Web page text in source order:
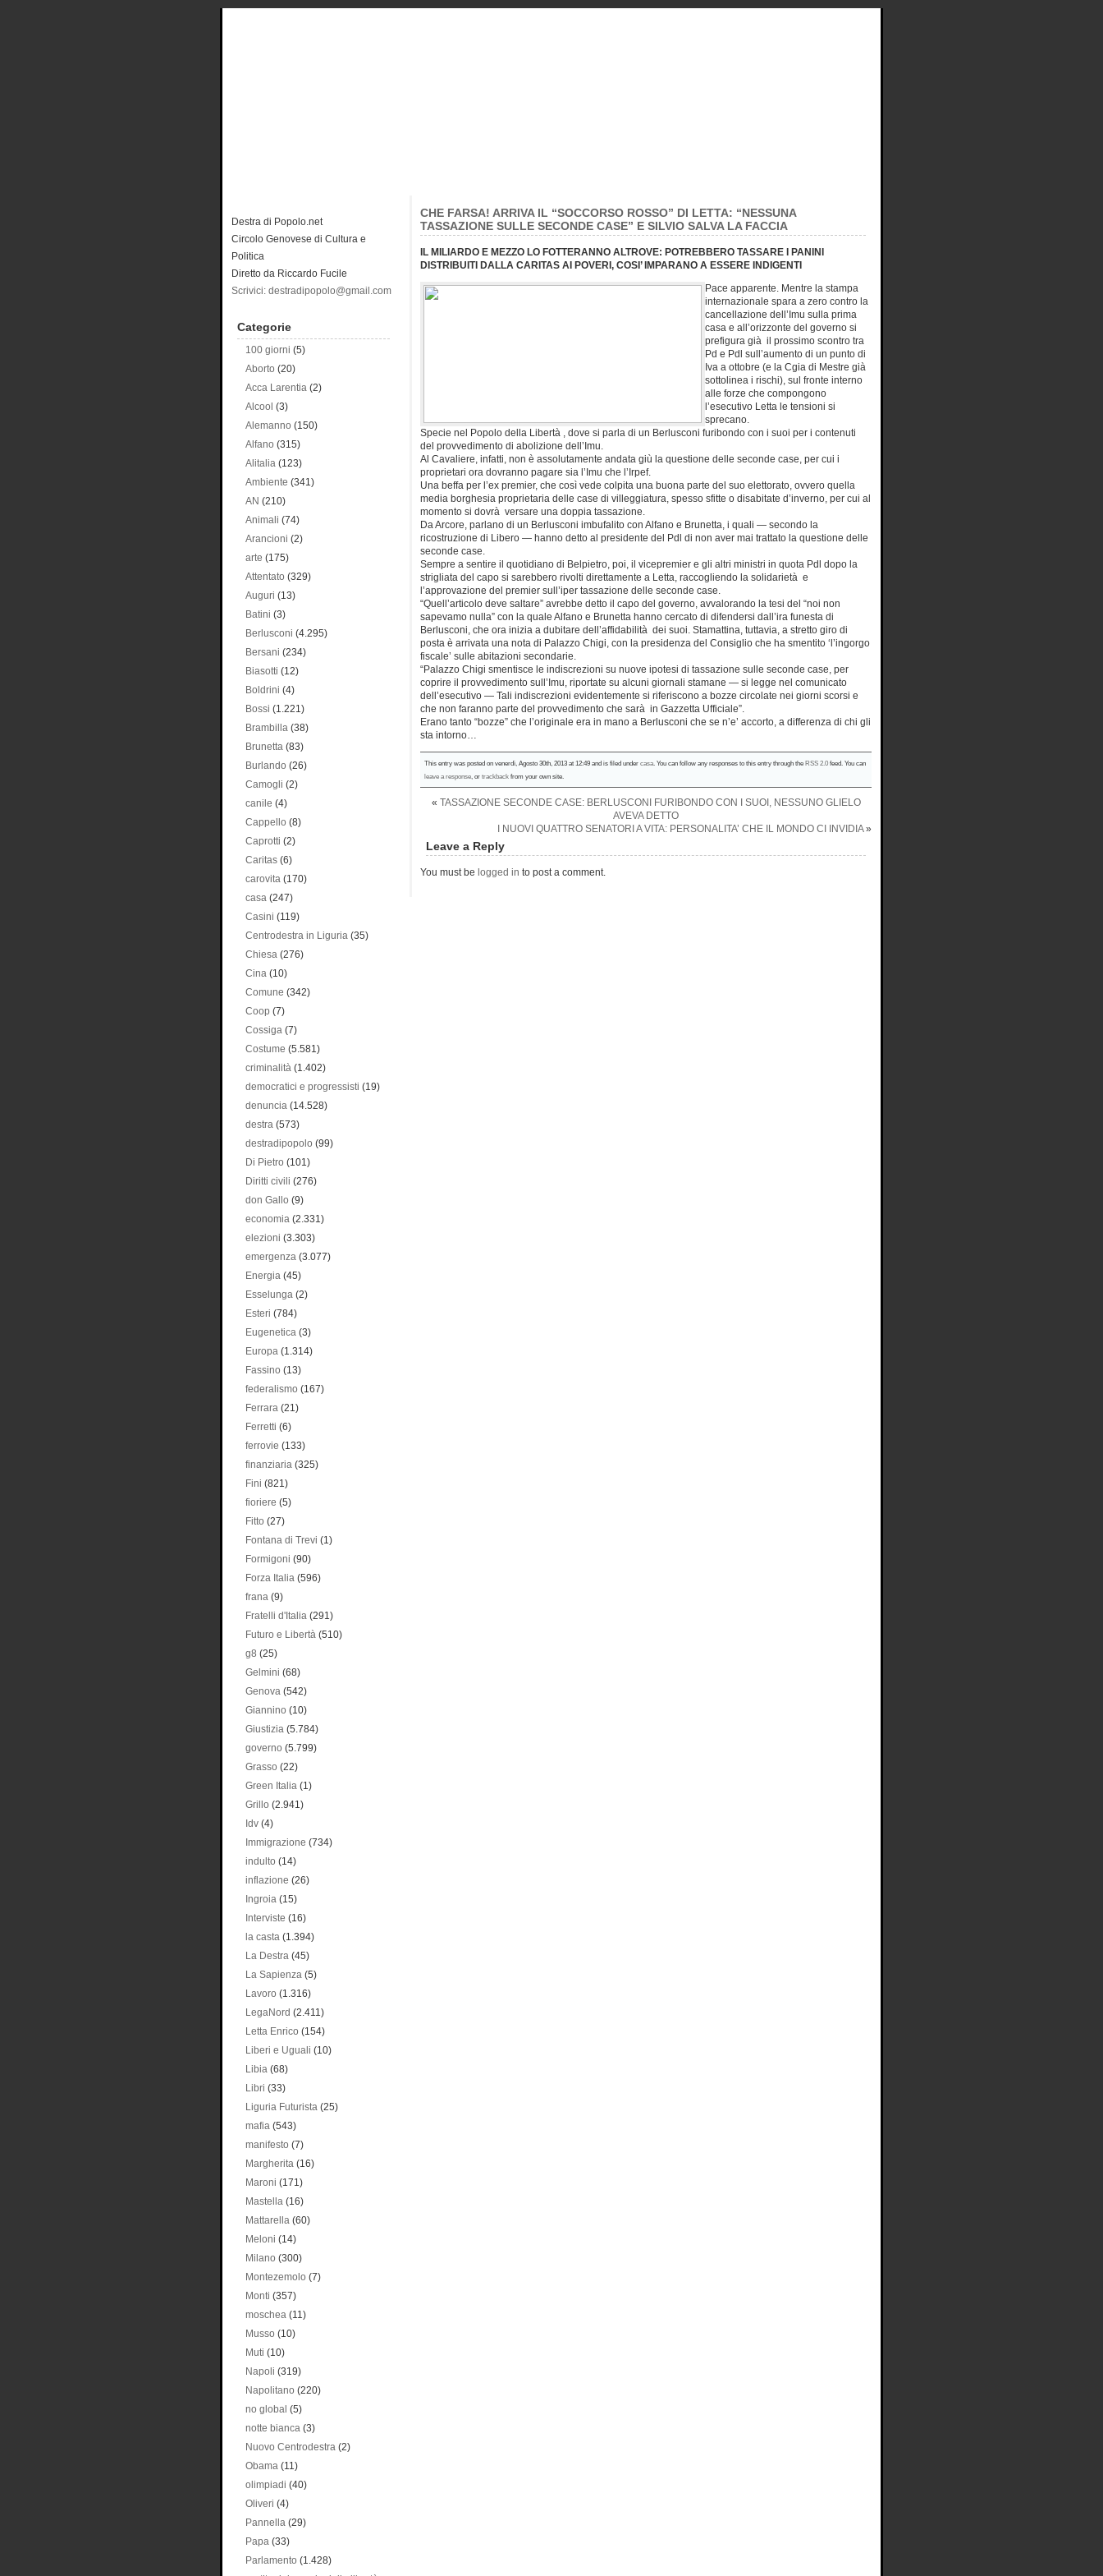
CHE FARSA! ARRIVA IL “SOCCORSO ROSSO” DI LETTA: “NESSUNA
TASSAZIONE SULLE SECONDE CASE” E SILVIO SALVA LA FACCIA
IL MILIARDO E MEZZO LO FOTTERANNO ALTROVE: POTREBBERO TASSARE I PANINI
DISTRIBUITI DALLA CARITAS AI POVERI, COSI’ IMPARANO A ESSERE INDIGENTI
Pace apparente. Mentre la stampa
internazionale spara a zero contro la
cancellazione dell’Imu sulla prima
casa e all’orizzonte del governo si
prefigura già il prossimo scontro tra
Pd e Pdl sull’aumento di un punto di
Iva a ottobre (e la Cgia di Mestre già
sottolinea i rischi), sul fronte interno
alle forze che compongono
l’esecutivo Letta le tensioni si
sprecano.
Specie nel Popolo della Libertà , dove si parla di un Berlusconi furibondo con i suoi per i contenuti
del provvedimento di abolizione dell’Imu.
Al Cavaliere, infatti, non è assolutamente andata giù la questione delle seconde case, per cui i
proprietari ora dovranno pagare sia l’Imu che l’Irpef.
Una beffa per l’ex premier, che così vede colpita una buona parte del suo elettorato, ovvero quella
media borghesia proprietaria delle case di villeggiatura, spesso sfitte o disabitate d’inverno, per cui al
momento si dovrà versare una doppia tassazione.
Da Arcore, parlano di un Berlusconi imbufalito con Alfano e Brunetta, i quali — secondo la
ricostruzione di Libero — hanno detto al presidente del Pdl di non aver mai trattato la questione delle
seconde case.
Sempre a sentire il quotidiano di Belpietro, poi, il vicepremier e gli altri ministri in quota Pdl dopo la
strigliata del capo si sarebbero rivolti direttamente a Letta, raccogliendo la solidarietà e
l’approvazione del premier sull’iper tassazione delle seconde case.
“Quell’articolo deve saltare” avrebbe detto il capo del governo, avvalorando la tesi del “noi non
sapevamo nulla” con la quale Alfano e Brunetta hanno cercato di difendersi dall’ira funesta di
Berlusconi, che ora inizia a dubitare dell’affidabilità dei suoi. Stamattina, tuttavia, a stretto giro di
posta è arrivata una nota di Palazzo Chigi, con la presidenza del Consiglio che ha smentito ‘l’ingorgo
fiscale’ sulle abitazioni secondarie.
“Palazzo Chigi smentisce le indiscrezioni su nuove ipotesi di tassazione sulle seconde case, per
coprire il provvedimento sull’Imu, riportate su alcuni giornali stamane — si legge nel comunicato
dell’esecutivo — Tali indiscrezioni evidentemente si riferiscono a bozze circolate nei giorni scorsi e
che non faranno parte del provvedimento che sarà in Gazzetta Ufficiale”.
Erano tanto “bozze” che l’originale era in mano a Berlusconi che se n’e’ accorto, a differenza di chi gli
sta intorno…
This entry was posted on venerdì, Agosto 30th, 2013 at 12:49 and is filed under casa . You can follow any responses to this entry through the RSS 2.0 feed. You can
leave a response , or trackback from your own site.
« TASSAZIONE SECONDE CASE: BERLUSCONI FURIBONDO CON I SUOI, NESSUNO GLIELO
AVEVA DETTO
I NUOVI QUATTRO SENATORI A VITA: PERSONALITA’ CHE IL MONDO CI INVIDIA»
Leave a Reply
You must be logged in to post a comment.
Destra di Popolo.net
Circolo Genovese di Cultura e
Politica
Diretto da Riccardo Fucile
Scrivici: destradipopolo@gmail.com
Categorie
100 giorni (5)
Aborto (20)
Acca Larentia (2)
Alcool (3)
Alemanno (150)
Alfano (315)
Alitalia (123)
Ambiente (341)
AN (210)
Animali (74)
Arancioni (2)
arte (175)
Attentato (329)
Auguri (13)
Batini (3)
Berlusconi (4.295)
Bersani (234)
Biasotti (12)
Boldrini (4)
Bossi (1.221)
Brambilla (38)
Brunetta (83)
Burlando (26)
Camogli (2)
canile (4)
Cappello (8)
Caprotti (2)
Caritas (6)
carovita (170)
casa (247)
Casini (119)
Centrodestra in Liguria (35)
Chiesa (276)
Cina (10)
Comune (342)
Coop (7)
Cossiga (7)
Costume (5.581)
criminalità (1.402)
democratici e progressisti (19)
denuncia (14.528)
destra (573)
destradipopolo (99)
Di Pietro (101)
Diritti civili (276)
don Gallo (9)
economia (2.331)
elezioni (3.303)
emergenza (3.077)
Energia (45)
Esselunga (2)
Esteri (784)
Eugenetica (3)
Europa (1.314)
Fassino (13)
federalismo (167)
Ferrara (21)
Ferretti (6)
ferrovie (133)
finanziaria (325)
Fini (821)
fioriere (5)
Fitto (27)
Fontana di Trevi (1)
Formigoni (90)
Forza Italia (596)
frana (9)
Fratelli d'Italia (291)
Futuro e Libertà (510)
g8 (25)
Gelmini (68)
Genova (542)
Giannino (10)
Giustizia (5.784)
governo (5.799)
Grasso (22)
Green Italia (1)
Grillo (2.941)
Idv (4)
Immigrazione (734)
indulto (14)
inflazione (26)
Ingroia (15)
Interviste (16)
la casta (1.394)
La Destra (45)
La Sapienza (5)
Lavoro (1.316)
LegaNord (2.411)
Letta Enrico (154)
Liberi e Uguali (10)
Libia (68)
Libri (33)
Liguria Futurista (25)
mafia (543)
manifesto (7)
Margherita (16)
Maroni (171)
Mastella (16)
Mattarella (60)
Meloni (14)
Milano (300)
Montezemolo (7)
Monti (357)
moschea (11)
Musso (10)
Muti (10)
Napoli (319)
Napolitano (220)
no global (5)
notte bianca (3)
Nuovo Centrodestra (2)
Obama (11)
olimpiadi (40)
Oliveri (4)
Pannella (29)
Papa (33)
Parlamento (1.428)